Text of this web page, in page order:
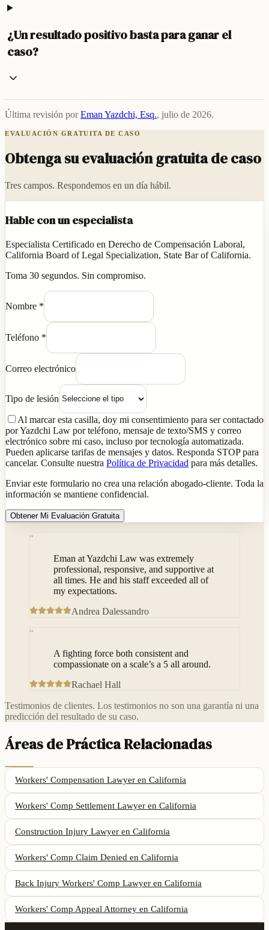
¿Un resultado positivo basta para ganar el
caso?
Última revisión por Eman Yazdchi, Esq., julio de 2026.
EVALUACIÓN GRATUITA DE CASO
Obtenga su evaluación gratuita de caso
Tres campos. Respondemos en un día hábil.
Hable con un especialista
Especialista Certificado en Derecho de Compensación Laboral,
California Board of Legal Specialization, State Bar of California.
Toma 30 segundos. Sin compromiso.
Nombre *
Teléfono *
Correo electrónico
Tipo de lesión
Al marcar esta casilla, doy mi consentimiento para ser contactado
por Yazdchi Law por teléfono, mensaje de texto/SMS y correo
electrónico sobre mi caso, incluso por tecnología automatizada.
Pueden aplicarse tarifas de mensajes y datos. Responda STOP para
cancelar. Consulte nuestra Política de Privacidad para más detalles.
Enviar este formulario no crea una relación abogado-cliente. Toda la
información se mantiene confidencial.
Obtener Mi Evaluación Gratuita
“
Eman at Yazdchi Law was extremely
professional, responsive, and supportive at
all times. He and his staff exceeded all of
my expectations.
Andrea Dalessandro
“
A fighting force both consistent and
compassionate on a scale’s a 5 all around.
Rachael Hall
Testimonios de clientes. Los testimonios no son una garantía ni una
predicción del resultado de su caso.
Áreas de Práctica Relacionadas
Workers' Compensation Lawyer en California
Workers' Comp Settlement Lawyer en California
Construction Injury Lawyer en California
Workers' Comp Claim Denied en California
Back Injury Workers' Comp Lawyer en California
Workers' Comp Appeal Attorney en California